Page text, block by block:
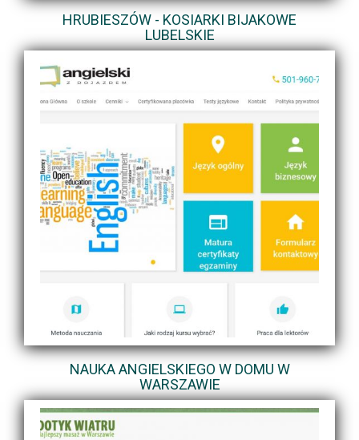
HRUBIESZÓW - KOSIARKI BIJAKOWE
LUBELSKIE
NAUKA ANGIELSKIEGO W DOMU W
WARSZAWIE